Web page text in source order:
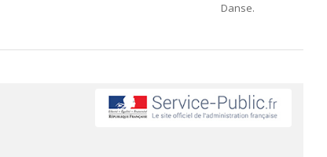
Danse.